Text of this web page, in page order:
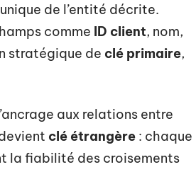
de l’entité décrite.
comme ID client, nom,
stratégique de clé primaire,
aux relations entre
clé étrangère : chaque
la fiabilité des croisements